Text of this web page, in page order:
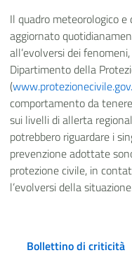
Il quadro meteorologico
aggiornato
all’evolversi dei
Dipartimento della
(
comportamento da
sui livelli di allerta
potrebbero riguardare i
prevenzione adottate
protezione civile, in
l’evolversi della
Bollettino di criticità